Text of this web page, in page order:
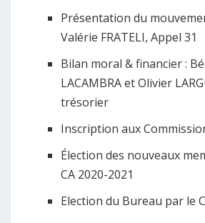
Présentation du
Valérie FRATELI, Appel 31
Bilan moral & financier :
LACAMBRA et Olivier
trésorier
Inscription aux
Élection des nouveaux
CA 2020-2021
Election du Bureau par le